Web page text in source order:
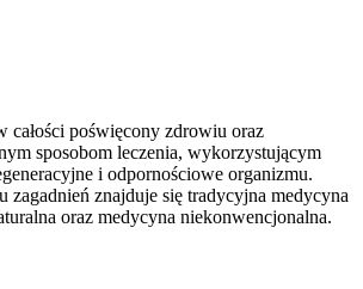
poświęcony zdrowiu oraz
sposobom leczenia, wykorzystującym
i odpornościowe organizmu.
zagadnień znajduje się tradycyjna medycyna
oraz medycyna niekonwencjonalna.